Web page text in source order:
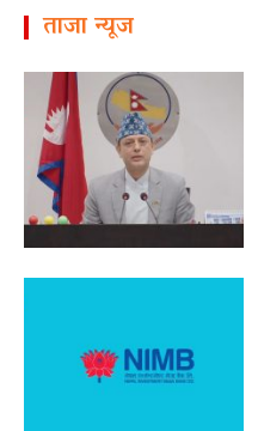
ताजा न्यूज